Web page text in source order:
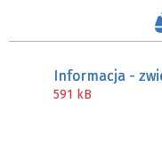
Informacja -
591 kB